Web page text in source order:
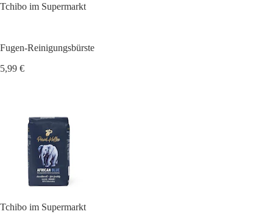
Tchibo im Supermarkt
Fugen-Reinigungsbürste
5,99 €
Tchibo im Supermarkt